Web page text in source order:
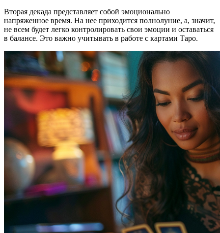
Вторая декада представляет собой эмоционально
напряженное время. На нее приходится полнолуние, а, значит,
не всем будет легко контролировать свои эмоции и оставаться
в балансе. Это важно учитывать в работе с картами Таро.